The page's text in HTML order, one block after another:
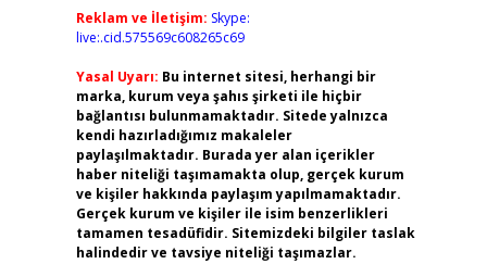
Reklam ve İletişim: Skype:
live:.cid.575569c608265c69
Yasal Uyarı: Bu internet sitesi, herhangi bir
marka, kurum veya şahıs şirketi ile hiçbir
bağlantısı bulunmamaktadır. Sitede yalnızca
kendi hazırladığımız makaleler
paylaşılmaktadır. Burada yer alan içerikler
haber niteliği taşımamakta olup, gerçek kurum
ve kişiler hakkında paylaşım yapılmamaktadır.
Gerçek kurum ve kişiler ile isim benzerlikleri
tamamen tesadüfidir. Sitemizdeki bilgiler taslak
halindedir ve tavsiye niteliği taşımazlar.